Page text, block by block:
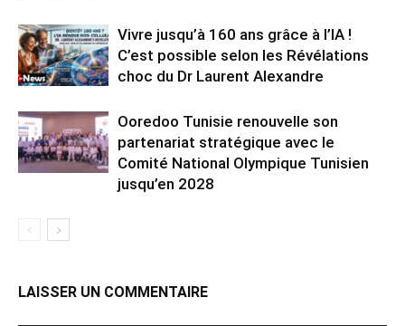
Vivre jusqu’à 160 ans grâce à l’IA !
C’est possible selon les Révélations
choc du Dr Laurent Alexandre
Ooredoo Tunisie renouvelle son
partenariat stratégique avec le
Comité National Olympique Tunisien
jusqu’en 2028
LAISSER UN COMMENTAIRE